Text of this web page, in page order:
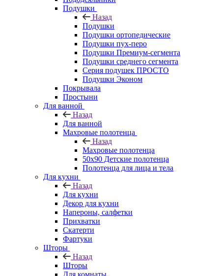
Подушки
Назад
Подушки
Подушки ортопедические
Подушки пух-перо
Подушки Премиум-сегмента
Подушки среднего сегмента
Серия подушек ПРОСТО
Подушки Эконом
Покрывала
Простыни
Для ванной
Назад
Для ванной
Махровые полотенца
Назад
Махровые полотенца
50х90 Детские полотенца
Полотенца для лица и тела
Для кухни
Назад
Для кухни
Декор для кухни
Напероны, салфетки
Прихватки
Скатерти
Фартуки
Шторы
Назад
Шторы
Для комнаты